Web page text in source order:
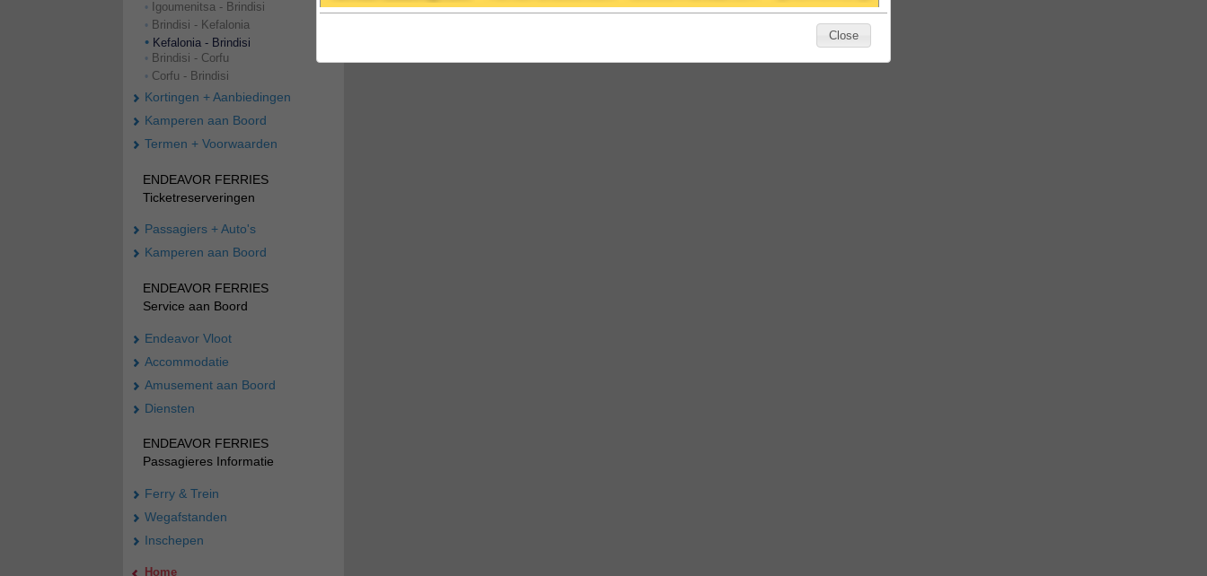
• Igoumenitsa - Brindisi
• Brindisi - Kefalonia
• Kefalonia - Brindisi
• Brindisi - Corfu
• Corfu - Brindisi
Kortingen + Aanbiedingen
Kamperen aan Boord
Termen + Voorwaarden
ENDEAVOR FERRIES
Ticketreserveringen
Passagiers + Auto's
Kamperen aan Boord
ENDEAVOR FERRIES
Service aan Boord
Endeavor Vloot
Accommodatie
Amusement aan Boord
Diensten
ENDEAVOR FERRIES
Passagieres Informatie
Ferry & Trein
Wegafstanden
Inschepen
Home
Close